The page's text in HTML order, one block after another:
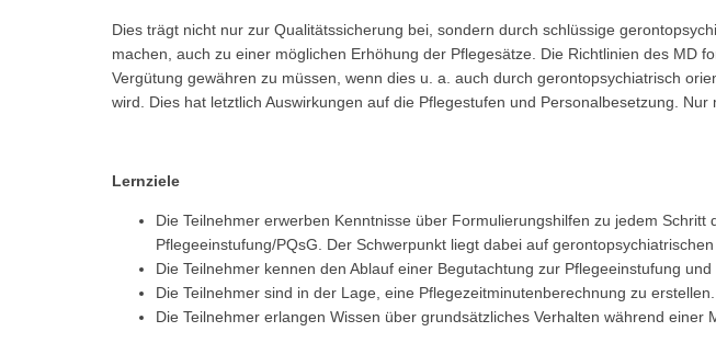
Dies trägt nicht nur zur Qualitätssicherung bei, sondern durch schlüssige
machen, auch zu einer möglichen Erhöhung der Pflegesätze. Die Richtlinien des
Vergütung gewähren zu müssen, wenn dies u. a. auch durch gerontopsychiatrisch
wird. Dies hat letztlich Auswirkungen auf die Pflegestufen und Personalbesetzung.
Lernziele
Die Teilnehmer erwerben Kenntnisse über Formulierungshilfen zu jedem
Pflegeeinstufung/PQsG. Der Schwerpunkt liegt dabei auf gerontopsychiatrischen
Die Teilnehmer kennen den Ablauf einer Begutachtung zur Pflegeeinstufung
Die Teilnehmer sind in der Lage, eine Pflegezeitminutenberechnung zu erstellen.
Die Teilnehmer erlangen Wissen über grundsätzliches Verhalten während